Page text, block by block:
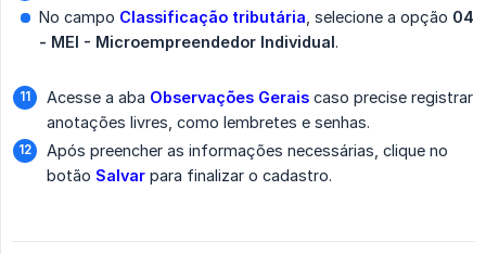
No campo Classificação tributária , selecione a opção 04
- MEI - Microempreendedor Individual.
Acesse a aba Observações Gerais caso precise registrar
anotações livres, como lembretes e senhas.
Após preencher as informações necessárias, clique no
botão Salvar para finalizar o cadastro.